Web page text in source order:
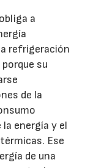
a
refrigeración
su
de la
energía y el
Ese
de una